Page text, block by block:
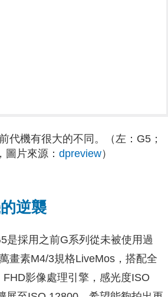
代機有很大的不同。（左：G5；
圖片來源： dpreview）
逆襲
是採用之前G系列從未被使用過
畫素M4/3規格LiveMos，搭配全
影像處理引擎，感光度ISO